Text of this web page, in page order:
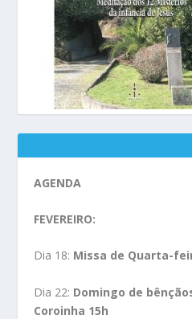
AGENDA
FEVEREIRO:
Dia 18: Missa de Quarta-
Dia 22: Domingo de
Coroinha 15h